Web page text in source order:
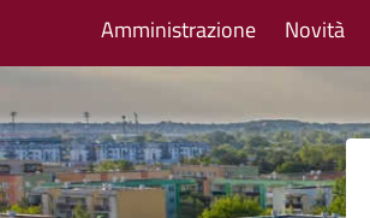
Amministrazione Novità